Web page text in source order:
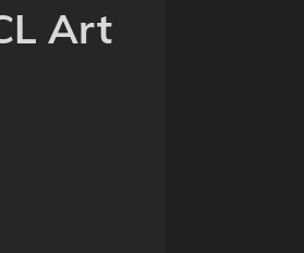
Art